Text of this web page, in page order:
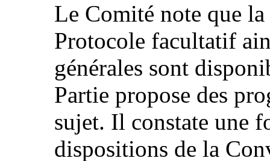
Le Comité note que
Protocole facultatif
générales sont
Partie propose des
sujet. Il constate une
dispositions de la